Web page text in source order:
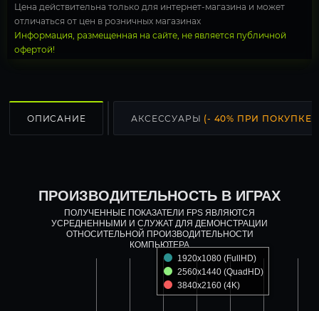
Цена действительна только для интернет-магазина и может
отличаться от цен в розничных магазинах
Информация, размещенная на сайте, не является публичной
офертой!
ОПИСАНИЕ АКСЕССУАРЫ (- 40% ПРИ ПОКУПКЕ
ПРОИЗВОДИТЕЛЬНОСТЬ В ИГРАХ
ПОЛУЧЕННЫЕ ПОКАЗАТЕЛИ FPS ЯВЛЯЮТСЯ
УСРЕДНЕННЫМИ И СЛУЖАТ ДЛЯ ДЕМОНСТРАЦИИ
ОТНОСИТЕЛЬНОЙ ПРОИЗВОДИТЕЛЬНОСТИ
КОМПЬЮТЕРА
1920x1080 (FullHD)
2560x1440 (QuadHD)
3840x2160 (4K)